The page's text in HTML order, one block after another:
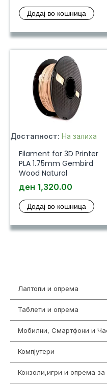
Лаптопи и опрема
Таблети и опрема
Мобилни, Смартфони и
Компјутери
Конзоли,игри и опрема
Додај во кошница
Достапност: На залиха
Filament for 3D Printer
PLA 1.75mm Gembird
Wood Natural
ден 1,320.00
Додај во кошница